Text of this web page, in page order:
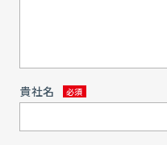
貴社名